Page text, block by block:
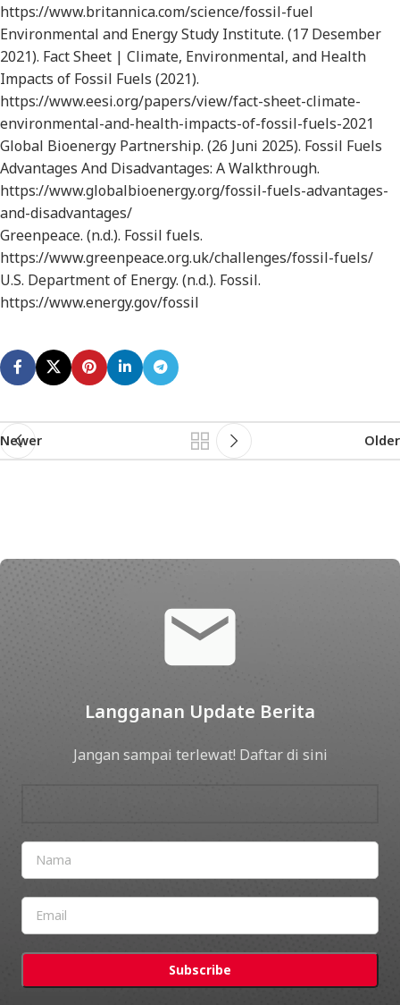
https://www.britannica.com/science/fossil-fuel
Environmental and Energy Study Institute. (17 Desember
2021). Fact Sheet | Climate, Environmental, and Health
Impacts of Fossil Fuels (2021).
https://www.eesi.org/papers/view/fact-sheet-climate-
environmental-and-health-impacts-of-fossil-fuels-2021
Global Bioenergy Partnership. (26 Juni 2025). Fossil Fuels
Advantages And Disadvantages: A Walkthrough.
https://www.globalbioenergy.org/fossil-fuels-advantages-
and-disadvantages/
Greenpeace. (n.d.). Fossil fuels.
https://www.greenpeace.org.uk/challenges/fossil-fuels/
U.S. Department of Energy. (n.d.). Fossil.
https://www.energy.gov/fossil
Newer Older
Langganan Update Berita
Jangan sampai terlewat! Daftar di sini